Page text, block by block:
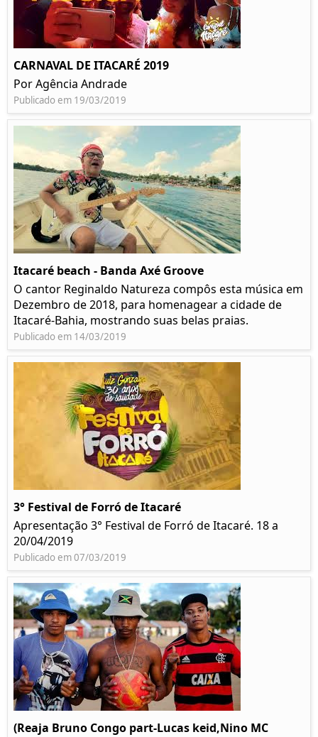
CARNAVAL DE ITACARÉ 2019
Por Agência Andrade
Publicado em 19/03/2019
Itacaré beach - Banda Axé Groove
O cantor Reginaldo Natureza compôs esta música em
Dezembro de 2018, para homenagear a cidade de
Itacaré-Bahia, mostrando suas belas praias.
Publicado em 14/03/2019
3° Festival de Forró de Itacaré
Apresentação 3° Festival de Forró de Itacaré. 18 a
20/04/2019
Publicado em 07/03/2019
(Reaja Bruno Congo part-Lucas keid,Nino MC